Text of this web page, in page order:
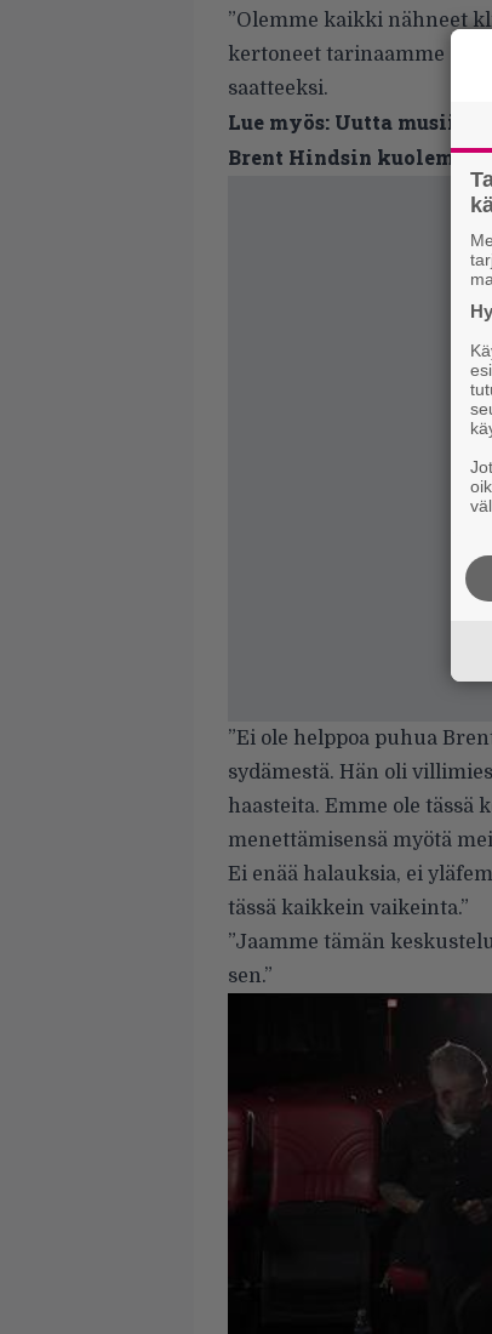
”Olemme kaikki nähneet
kertoneet tarinaamme
saatteeksi.
Lue myös: Uutta
Brent Hindsin kuoleman
”Ei ole helppoa puhua
sydämestä. Hän oli
haasteita. Emme ole tässä
menettämisensä myötä
Ei enää halauksia, ei
tässä kaikkein vaikeinta.”
”Jaamme tämän
sen.”